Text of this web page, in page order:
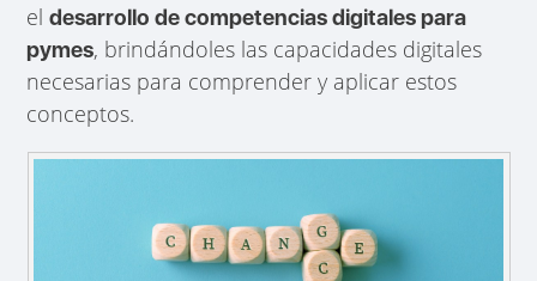
eldesarrollo de competencias digitales para
pymes, brindándoles las capacidades digitales
necesarias para comprender y aplicar estos
conceptos.